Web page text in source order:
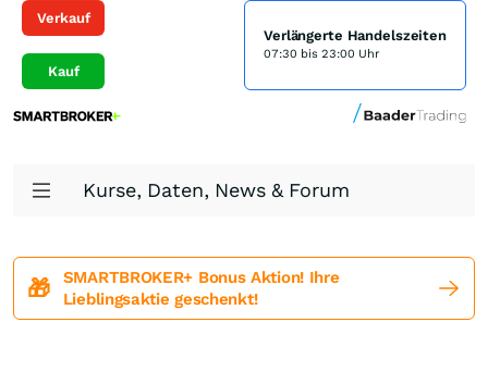
Verkauf
Kauf
Verlängerte Handelszeiten
07:30 bis 23:00 Uhr
Kurse, Daten, News & Forum
🎁
SMARTBROKER+ Bonus Aktion! Ihre
Lieblingsaktie geschenkt!